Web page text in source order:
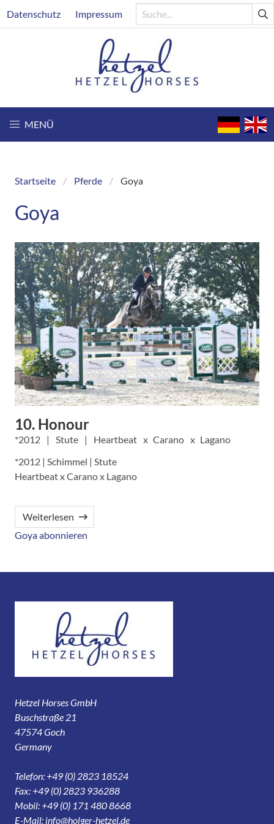
zum
Header
Datenschutz Impressum
MENÜ
Breadcrumb
Startseite Pferde Goya
Goya
10. Honour
2012 Stute Heartbeat Carano
Lagano
*2012 | Schimmel | Stute
Heartbeat x Carano x Lagano
Weiterlesen
Goya abonnieren
Hetzel Horses GmbH
Buschstraße 21
47574 Goch
Germany
Telefon: +49 (0) 2823 18524
Fax: +49 (0) 2823 936288
Mobil: +49 (0) 171 480 8668
E-Mail: info@holger-hetzel.de